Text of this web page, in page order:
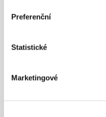
Preferenční
Statistické
Marketingové
Režie: Ivan Ostrochovský /
Neděle 5. 7. / 20:00
Úterý 7. 7. / 19:00